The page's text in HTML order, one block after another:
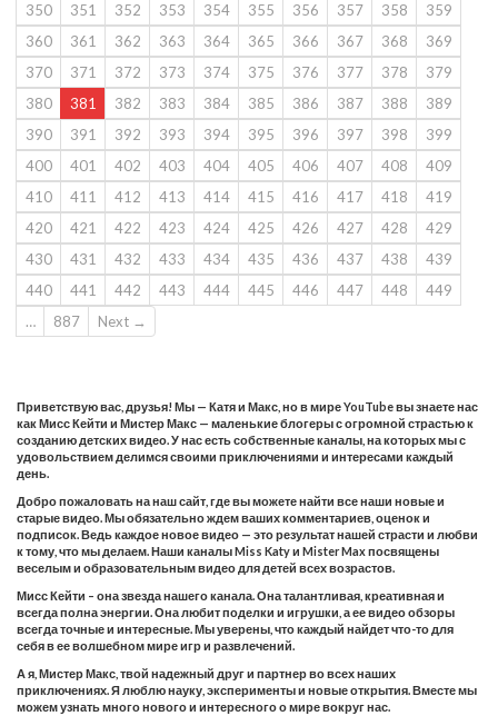
350
351 352 353 354 355 356 357 358
359
360
361 362 363 364 365 366 367 368
369
370
371 372 373 374 375 376 377 378
379
380
381 382 383 384 385 386 387 388
389
390
391 392 393 394 395 396 397 398
399
400
401 402 403 404 405 406 407 408
409
410
411 412 413 414 415 416 417 418
419
420
421 422 423 424 425 426 427 428
429
430
431 432 433 434 435 436 437 438
439
440
441 442 443 444 445 446 447 448
449
…
887 Next →
Приветствую вас, друзья! Мы — Катя и Макс, но в мире YouTube вы знаете нас
как Мисс Кейти и Мистер Макс — маленькие блогеры с огромной страстью к
созданию детских видео. У нас есть собственные каналы, на которых мы с
удовольствием делимся своими приключениями и интересами каждый
день.
Добро пожаловать на наш сайт, где вы можете найти все наши новые и
старые видео. Мы обязательно ждем ваших комментариев, оценок и
подписок. Ведь каждое новое видео — это результат нашей страсти и любви
к тому, что мы делаем. Наши каналы Miss Katy и Mister Max посвящены
веселым и образовательным видео для детей всех возрастов.
Мисс Кейти – она звезда нашего канала. Она талантливая, креативная и
всегда полна энергии. Она любит поделки и игрушки, а ее видео обзоры
всегда точные и интересные. Мы уверены, что каждый найдет что-то для
себя в ее волшебном мире игр и развлечений.
А я, Мистер Макс, твой надежный друг и партнер во всех наших
приключениях. Я люблю науку, эксперименты и новые открытия. Вместе мы
можем узнать много нового и интересного о мире вокруг нас.